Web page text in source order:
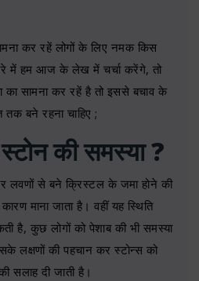
कर रहें लोगों के लिए नमक किस
में हम आज के लेख में चर्चा करेंगे, तो
सामना कर रहें है तो इससे बचाव के
बने रहना चाहिए ;
की समस्या ?
लवणों से बने क्रिस्टल के जमा होने की
माना जाता है। वहीं यह स्थिति
है, कुछ लोगों को पेशाब की भी समस्या
लक्षणों की पहचान कर स्टोन्स को
सलाह दी जाती है।